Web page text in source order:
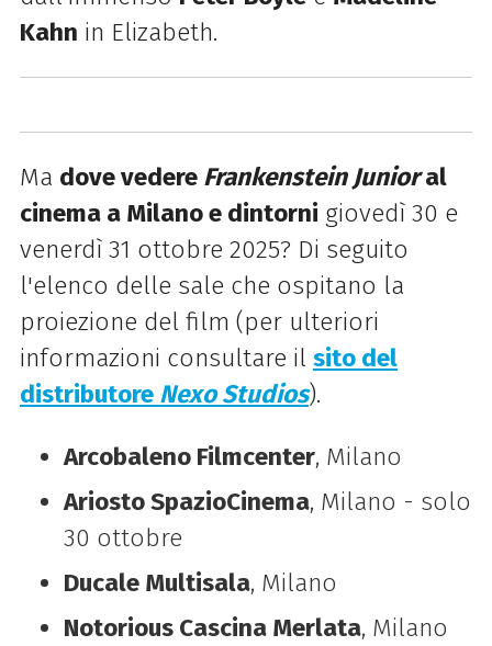
Kahn in Elizabeth.
Ma dove vedere Frankenstein Junioral
cinema a Milano e dintorni giovedì 30 e
venerdì 31 ottobre 2025? Di seguito
l'elenco delle sale che ospitano la
proiezione del film (per ulteriori
informazioni consultare il sito del
distributore Nexo Studios).
Arcobaleno Filmcenter, Milano
Ariosto SpazioCinema, Milano - solo
30 ottobre
Ducale Multisala, Milano
Notorious Cascina Merlata, Milano